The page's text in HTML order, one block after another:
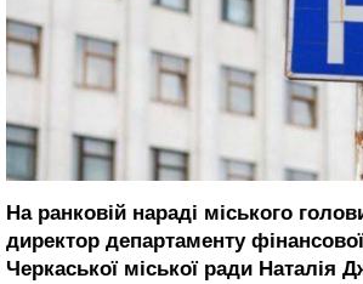
На ранковій нараді міського
директор департаменту
Черкаської міської ради Наталія